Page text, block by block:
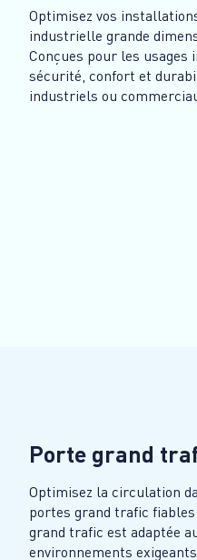
Optimisez vos
industrielle grande
Conçues pour les
sécurité, confort et
industriels ou
Porte grand
Optimisez la circulation
portes grand trafic
grand trafic est adaptée
environnements